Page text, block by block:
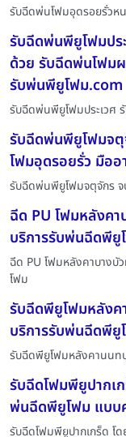
รับฉีดพ่นโฟมอุดรอยรั่วห
รับฉีดพ่นพียูโฟมปร
ด้วย รับฉีดพ่นโฟม
รับพ่นพียูโฟม.com
รับฉีดพ่นพียูโฟมประเวศ
รับฉีดพ่นพียูโฟมจตุ
โฟมอุดรอยรั่ว มือ
รับฉีดพ่นพียูโฟมจตุจักร
ฉีด PU โฟมหลังค
บริการรับพ่นฉีดพียู
ฉีด PU โฟมหลังคาบาง
โฟม
รับฉีดพียูโฟมหลัง
บริการรับพ่นฉีดพียู
รับฉีดพียูโฟมหลังคานนท
รับฉีดโฟมพียูปากเ
พ่นฉีดพียูโฟม แบบ
รับฉีดโฟมพียูปากเกร็ด